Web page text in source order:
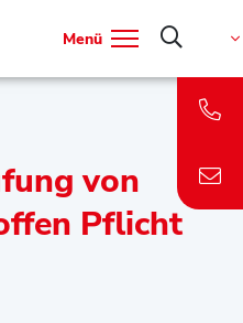
Menü
von
Pflicht